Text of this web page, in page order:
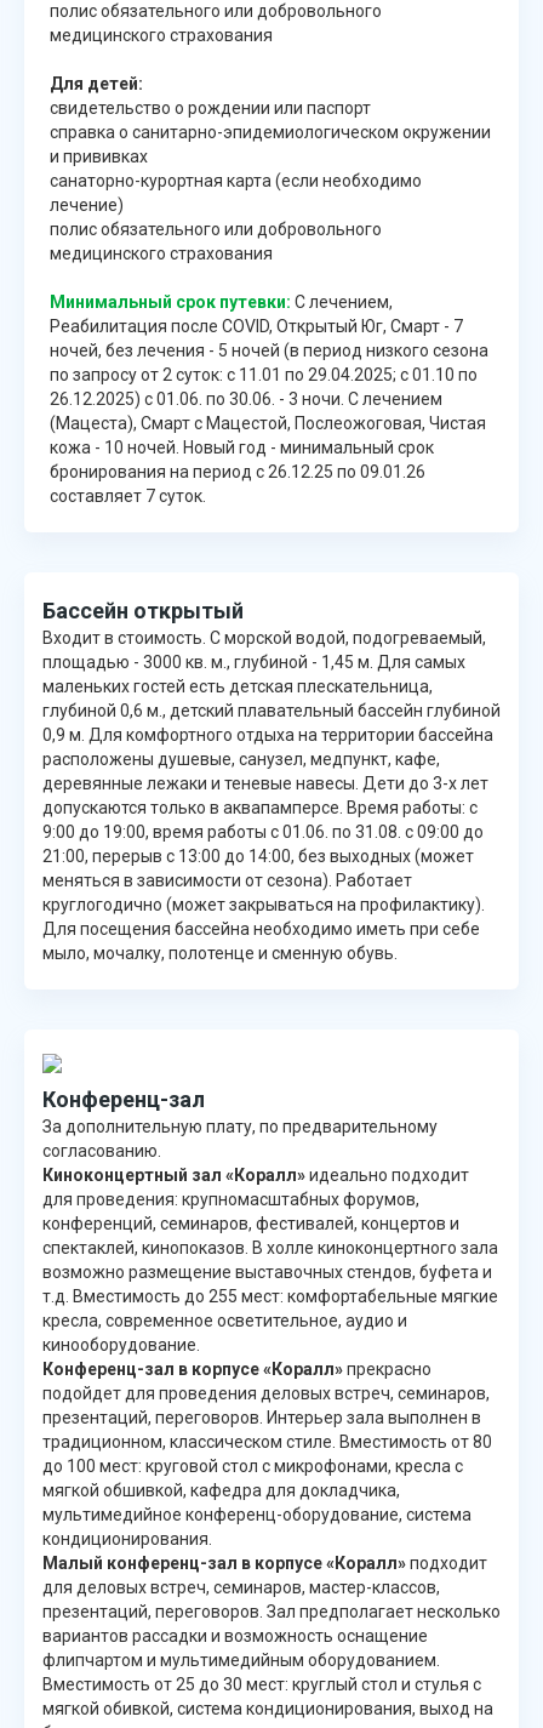
полис обязательного или добровольного
медицинского страхования
Для детей:
свидетельство о рождении или паспорт
справка о санитарно-эпидемиологическом окружении
и прививках
санаторно-курортная карта (если необходимо
лечение)
полис обязательного или добровольного
медицинского страхования
Минимальный срок путевки: С лечением,
Реабилитация после COVID, Открытый Юг, Смарт - 7
ночей, без лечения - 5 ночей (в период низкого сезона
по запросу от 2 суток: с 11.01 по 29.04.2025; с 01.10 по
26.12.2025) с 01.06. по 30.06. - 3 ночи. С лечением
(Мацеста), Смарт с Мацестой, Послеожоговая, Чистая
кожа - 10 ночей. Новый год - минимальный срок
бронирования на период с 26.12.25 по 09.01.26
составляет 7 суток.
Бассейн открытый
Входит в стоимость. С морской водой, подогреваемый,
площадью - 3000 кв. м., глубиной - 1,45 м. Для самых
маленьких гостей есть детская плескательница,
глубиной 0,6 м., детский плавательный бассейн глубиной
0,9 м. Для комфортного отдыха на территории бассейна
расположены душевые, санузел, медпункт, кафе,
деревянные лежаки и теневые навесы. Дети до 3-х лет
допускаются только в аквапамперсе. Время работы: с
9:00 до 19:00, время работы с 01.06. по 31.08. с 09:00 до
21:00, перерыв с 13:00 до 14:00, без выходных (может
меняться в зависимости от сезона). Работает
круглогодично (может закрываться на профилактику).
Для посещения бассейна необходимо иметь при себе
мыло, мочалку, полотенце и сменную обувь.
Конференц-зал
За дополнительную плату, по предварительному
согласованию.
Киноконцертный зал «Коралл»идеально подходит
для проведения: крупномасштабных форумов,
конференций, семинаров, фестивалей, концертов и
спектаклей, кинопоказов. В холле киноконцертного зала
возможно размещение выставочных стендов, буфета и
т.д. Вместимость до 255 мест: комфортабельные мягкие
кресла, современное осветительное, аудио и
кинооборудование.
Конференц-зал в корпусе «Коралл»прекрасно
подойдет для проведения деловых встреч, семинаров,
презентаций, переговоров. Интерьер зала выполнен в
традиционном, классическом стиле. Вместимость от 80
до 100 мест: круговой стол с микрофонами, кресла с
мягкой обшивкой, кафедра для докладчика,
мультимедийное конференц-оборудование, система
кондиционирования.
Малый конференц-зал в корпусе «Коралл»подходит
для деловых встреч, семинаров, мастер-классов,
презентаций, переговоров. Зал предполагает несколько
вариантов рассадки и возможность оснащение
флипчартом и мультимедийным оборудованием.
Вместимость от 25 до 30 мест: круглый стол и стулья с
мягкой обивкой, система кондиционирования, выход на